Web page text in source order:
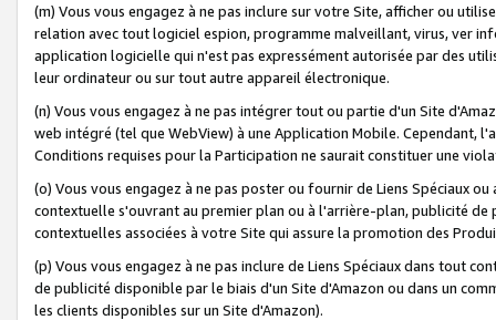
(m) Vous vous engagez à ne pas inclure sur votre Site, afficher ou
relation avec tout logiciel espion, programme malveillant, virus, ver
application logicielle qui n'est pas expressément autorisée par des
leur ordinateur ou sur tout autre appareil électronique.
(n) Vous vous engagez à ne pas intégrer tout ou partie d'un Site
web intégré (tel que WebView) à une Application Mobile. Cependant,
Conditions requises pour la Participation ne saurait constituer une
(o) Vous vous engagez à ne pas poster ou fournir de Liens Spéciaux
contextuelle s'ouvrant au premier plan ou à l'arrière-plan, publicité
contextuelles associées à votre Site qui assure la promotion des
(p) Vous vous engagez à ne pas inclure de Liens Spéciaux dans tout
de publicité disponible par le biais d'un Site d'Amazon ou dans un
les clients disponibles sur un Site d'Amazon).